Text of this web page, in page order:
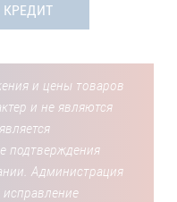
КРЕДИТ
и цены товаров
и не являются
подтверждения
Администрация